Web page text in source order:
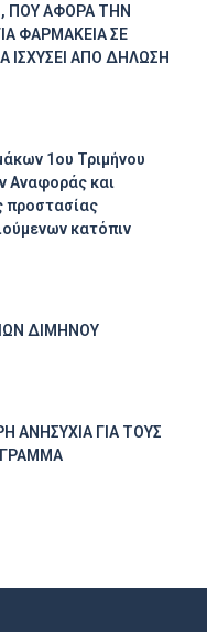
ΠΟΥ ΑΦΟΡΑ ΤΗΝ
ΦΑΡΜΑΚΕΙΑ ΣΕ
ΙΣΧΥΣΕΙ ΑΠΟ ΔΗΛΩΣΗ
1ου Τριμήνου
Αναφοράς και
προστασίας
κατόπιν
ΔΙΜΗΝΟΥ
ΑΝΗΣΥΧΙΑ ΓΙΑ ΤΟΥΣ